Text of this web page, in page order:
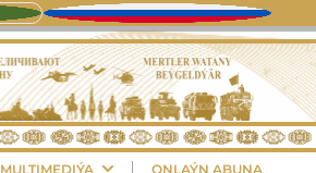
MULTIMEDIÝA ONLAÝN ABUNA